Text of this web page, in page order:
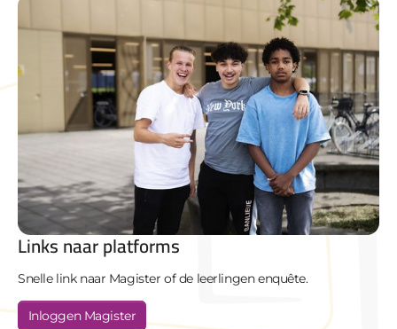
Links naar platforms
Snelle link naar Magister of de leerlingen enquête.
Inloggen Magister